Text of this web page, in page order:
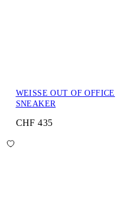
WEISSE OUT OF OFFICE
SNEAKER
CHF 435